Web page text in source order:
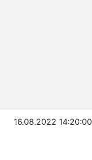
16.08.2022 14:20:00